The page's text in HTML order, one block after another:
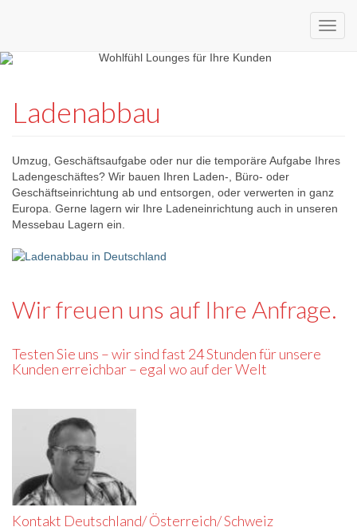
expo24seven
eventware
Ladenabbau
Umzug, Geschäftsaufgabe oder nur die temporäre Aufgabe Ihres
Ladengeschäftes? Wir bauen Ihren Laden-, Büro- oder
Geschäftseinrichtung ab und entsorgen, oder verwerten in ganz
Europa. Gerne lagern wir Ihre Ladeneinrichtung auch in unseren
Messebau Lagern ein.
Wir freuen uns auf Ihre Anfrage.
Testen Sie uns – wir sind fast 24 Stunden für unsere
Kunden erreichbar – egal wo auf der Welt
Kontakt Deutschland/ Österreich/ Schweiz